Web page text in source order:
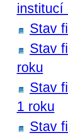
institucí
Stav
Stav
roku
Stav
1 roku
Stav